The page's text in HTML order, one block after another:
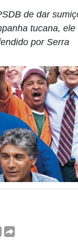
de dar
tucana,
por Serra